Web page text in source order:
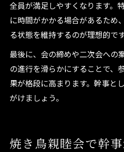
全員が満足しやすくなります。
に時間がかかる場合があるため
る状態を維持するのが理想的です
最後に、会の締めや二次会への
の進行を滑らかにすることで、
果が格段に高まります。幹事と
がけましょう。
焼き鳥親睦会で幹